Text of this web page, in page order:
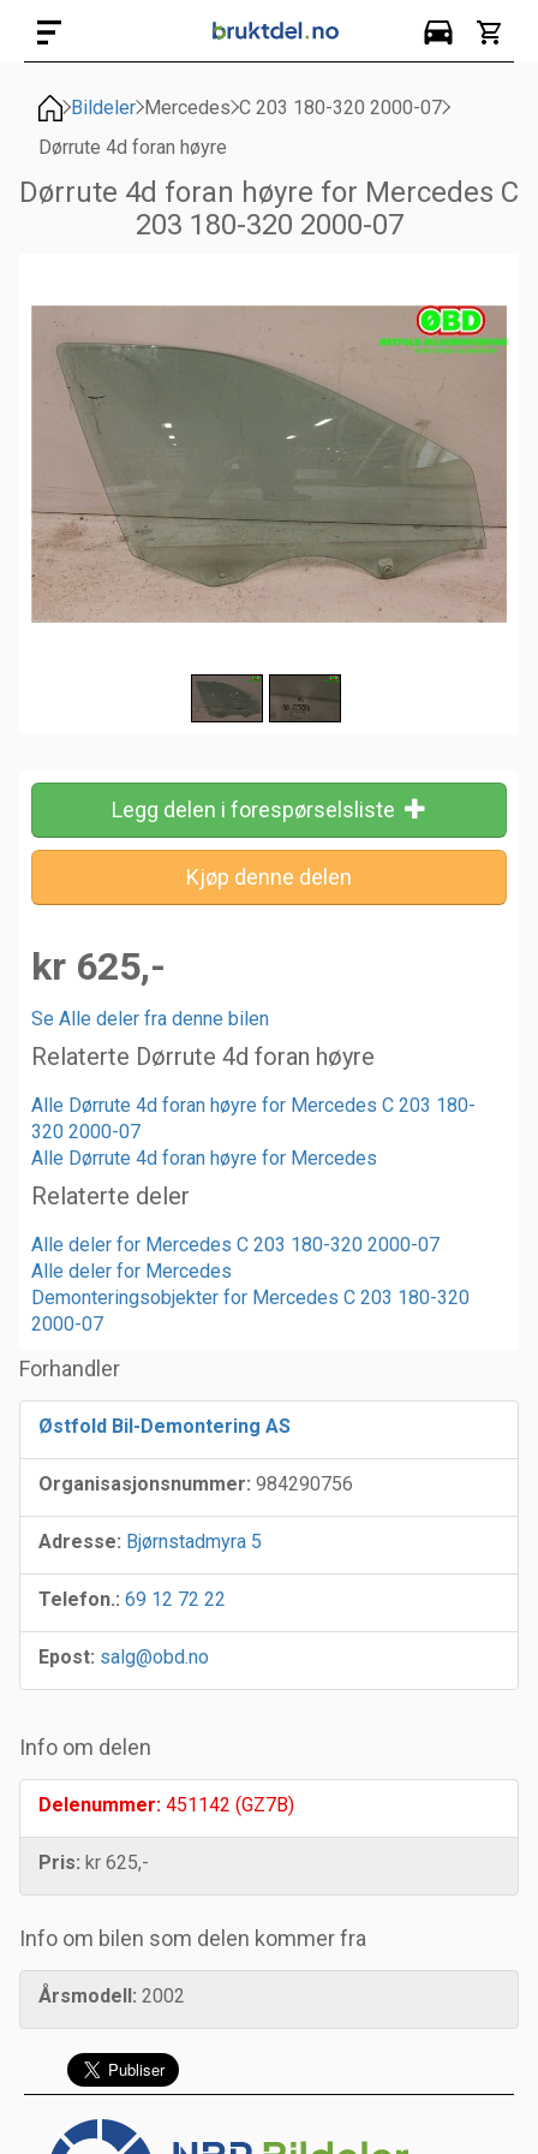
Bildeler Mercedes C 203 180-320 2000-07
Dørrute 4d foran høyre
Dørrute 4d foran høyre for Mercedes C
203 180-320 2000-07
Legg delen i forespørselsliste
kr 625,-
Se Alle deler fra denne bilen
Relaterte Dørrute 4d foran høyre
Alle Dørrute 4d foran høyre for Mercedes C 203 180-
320 2000-07
Alle Dørrute 4d foran høyre for Mercedes
Relaterte deler
Alle deler for Mercedes C 203 180-320 2000-07
Alle deler for Mercedes
Demonteringsobjekter for Mercedes C 203 180-320
2000-07
Forhandler
Østfold Bil-Demontering AS
Organisasjonsnummer: 984290756
Adresse: Bjørnstadmyra 5
Telefon.: 69 12 72 22
Epost: salg@obd.no
Info om delen
Delenummer: 451142 (GZ7B)
Pris: kr 625,-
Info om bilen som delen kommer fra
Årsmodell: 2002